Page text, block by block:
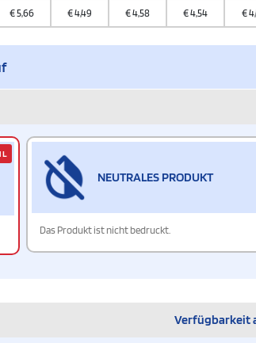
€5,66 €4,49 €4,58 €4,54 €
NEUTRALES PRODUKT
Das Produkt ist nicht bedruckt.
Verfügbarkeit